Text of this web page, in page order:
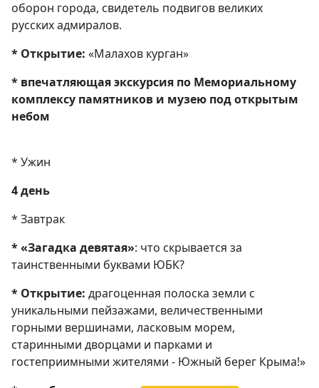
оборон города, свидетель подвигов великих
русских адмиралов.
* Открытие: «Малахов курган»
* впечатляющая экскурсия по Мемориальному
комплексу памятников и музею под открытым
небом
* Ужин
4 день
* Завтрак
* «Загадка девятая»: что скрывается за
таинственными буквами ЮБК?
* Открытие: драгоценная полоска земли с
уникальными пейзажами, величественными
горными вершинами, ласковым морем,
старинными дворцами и парками и
гостеприимными жителями - Южный берег Крыма!»